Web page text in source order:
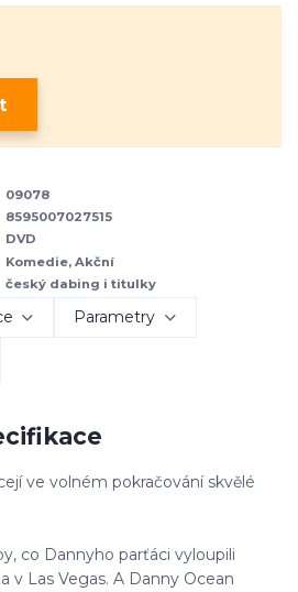
09078
8595007027515
DVD
Komedie, Akční
český dabing i titulky
Parametry
ve volném pokračování skvělé
co Dannyho parťáci vyloupili
v Las Vegas. A Danny Ocean